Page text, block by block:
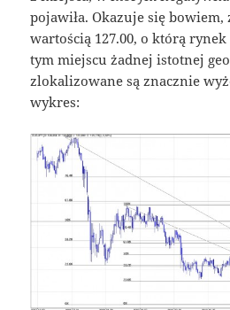
pojawiła. Okazuje się bowiem,
wartością 127.00, o którą
tym miejscu żadnej istotnej
zlokalizowane są znacznie
wykres: